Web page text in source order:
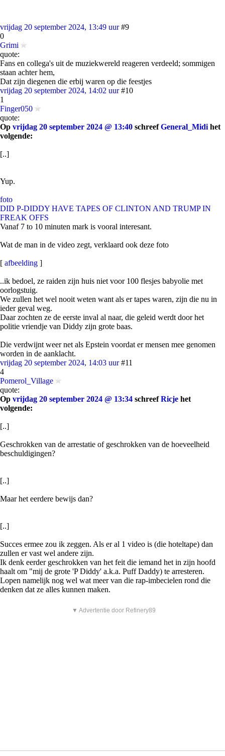
vrijdag 20 september 2024, 13:49 uur #9
0
Grimi
quote:
Fans en collega's uit de muziekwereld reageren verdeeld; sommigen
staan achter hem,
Dat zijn diegenen die erbij waren op die feestjes
vrijdag 20 september 2024, 14:02 uur #10
1
Finger050
quote:
Op vrijdag 20 september 2024 @ 13:40 schreefGeneral_Midi het
volgende:
[..]
Yup.
foto
DID P-DIDDY HAVE TAPES OF CLINTON AND TRUMP IN
FREAK OFFS
Vanaf 7 to 10 minuten mark is vooral interesant.
Wat de man in de video zegt, verklaard ook deze foto
[ afbeelding ]
..ik bedoel, ze raiden zijn huis niet voor 100 flesjes babyolie met
oorlogstuig.
We zullen het wel nooit weten want als er tapes waren, zijn die nu in
ieder geval weg.
Daar zochten ze de eerste inval al naar, die geleid werdt door het
politie vriendje van Diddy zijn grote baas.
Die verdwijnt weer net als Epstein voordat er mensen mee genomen
worden in de aanklacht.
vrijdag 20 september 2024, 14:03 uur #11
4
Pomerol_Village
quote:
Op vrijdag 20 september 2024 @ 13:34 schreefRicje het
volgende:
[..]
Geschrokken van de arrestatie of geschrokken van de hoeveelheid
beschuldigingen?
[..]
Maar het eerdere bewijs dan?
[..]
Succes ermee zou ik zeggen. Als er al 1 video is (die hoteltape) dan
zullen er vast wel andere zijn.
Ik denk eerder geschrokken van het feit die iemand het in zijn hoofd
haalt om "mij de grote 'P Diddy' a.k.a. Puff Daddy) te arresteren.
Lopen namelijk nog wel wat meer van die rap-imbecielen rond die
denken dat ze alles kunnen maken.
▼ Advertentie door Refinery89